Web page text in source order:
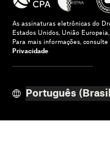
As assinaturas eletrônicas do
Estados Unidos, União
Para mais informações, consulte
Privacidade